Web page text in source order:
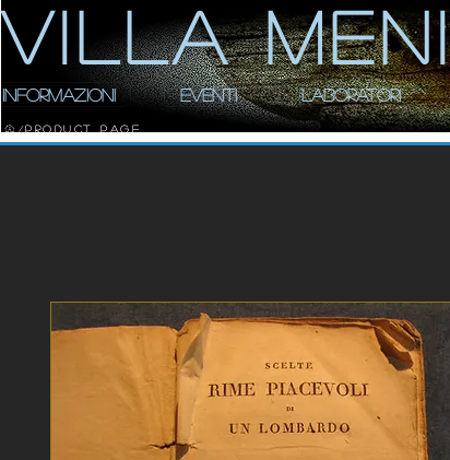
ViLLA
INFORMAZIONI EVENTI LABORATORI
/ Product Page